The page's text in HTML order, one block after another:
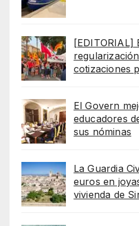
[EDITORIAL]
cotizaciones
El Govern
educadores
sus nóminas
La Guardia
euros en
vivienda de